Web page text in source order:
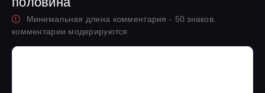
Минимальная длина комментария - 50 знаков.
комментарии модерируются